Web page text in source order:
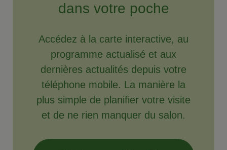
dans votre poche
Accédez à la carte interactive, au
programme actualisé et aux
dernières actualités depuis votre
téléphone mobile. La manière la
plus simple de planifier votre visite
et de ne rien manquer du salon.